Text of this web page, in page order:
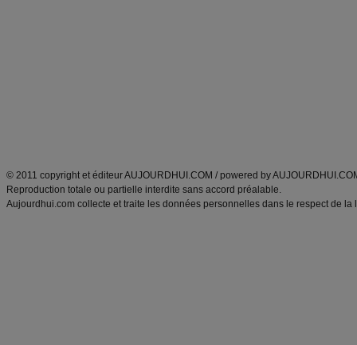
© 2011 copyright et éditeur AUJOURDHUI.COM / powered by
Reproduction totale ou partielle interdite sans accord préalable.
Aujourdhui.com collecte et traite les données personnelles dans le respect de